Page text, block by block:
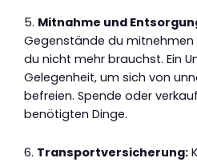
5. Mitnahme und
Gegenstände du
du nicht mehr brauchst. Ein
Gelegenheit, um sich von
befreien. Spende oder
benötigten Dinge.
6. Transportversicherung: